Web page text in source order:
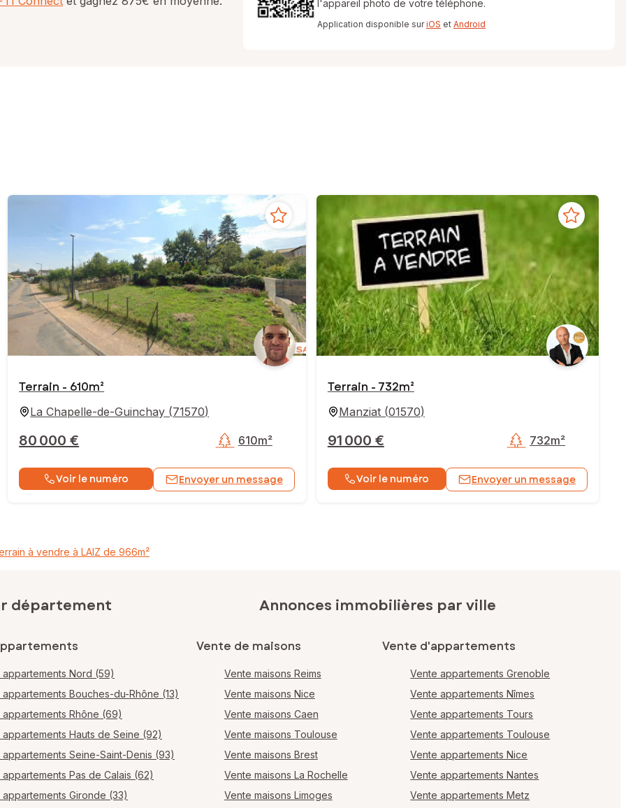
l'appareil photo de votre téléphone.
Application disponible suriOS et Android
Terrain - 610m²
La Chapelle-de-Guinchay (71570)
80 000 € 610m²
Voir le numéro Envoyer un message
Terrain - 732m²
Manziat(01570)
91 000 € 732m²
Voir le numéro Envoyer un message
à vendre à LAIZ de 966m²
département
appartements Nord (59)
Bouches-du-Rhône (13)
appartements Rhône (69)
appartements Hauts de Seine (92)
appartements Seine-Saint-Denis (93)
Pas de Calais (62)
appartements Gironde (33)
Annonces immobilières par ville
Vente de maisons
Vente maisons Reims
Vente maisons Nice
Vente maisons Caen
Vente maisons Toulouse
Vente maisons Brest
Vente maisons La Rochelle
Vente maisons Limoges
Vente d'appartements
Vente appartements Grenoble
Vente appartements Nîmes
Vente appartements Tours
Vente appartements Toulouse
Vente appartements Nice
Vente appartements Nantes
Vente appartements Metz